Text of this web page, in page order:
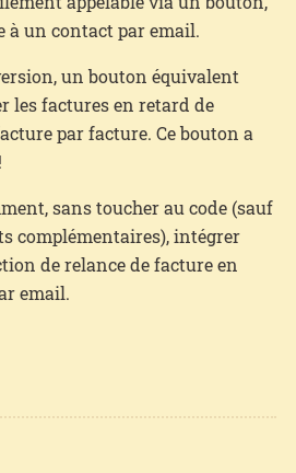
à un contact par email.
un bouton équivalent
les factures en retard de
par facture. Ce bouton a
sans toucher au code (sauf
complémentaires), intégrer
de relance de facture en
email.